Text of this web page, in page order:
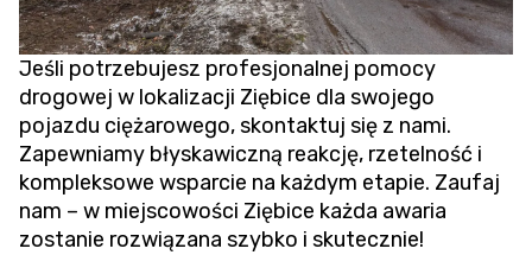
Jeśli potrzebujesz profesjonalnej pomocy
drogowej w lokalizacji Ziębice dla swojego
pojazdu ciężarowego, skontaktuj się z nami.
Zapewniamy błyskawiczną reakcję, rzetelność i
kompleksowe wsparcie na każdym etapie. Zaufaj
nam – w miejscowości Ziębice każda awaria
zostanie rozwiązana szybko i skutecznie!